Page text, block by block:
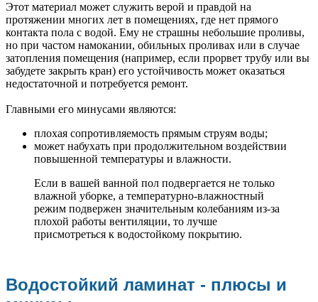
Этот материал может служить верой и правдой на
протяжении многих лет в помещениях, где нет прямого
контакта пола с водой. Ему не страшны небольшие проливы,
но при частом намокании, обильных проливах или в случае
затопления помещения (например, если прорвет трубу или вы
забудете закрыть кран) его устойчивость может оказаться
недостаточной и потребуется ремонт.
Главными его минусами являются:
плохая сопротивляемость прямым струям воды;
может набухать при продолжительном воздействии
повышенной температуры и влажности.
Если в вашей ванной пол подвергается не только
влажной уборке, а температурно-влажностный
режим подвержен значительным колебаниям из-за
плохой работы вентиляции, то лучше
присмотреться к водостойкому покрытию.
Водостойкий ламинат - плюсы и